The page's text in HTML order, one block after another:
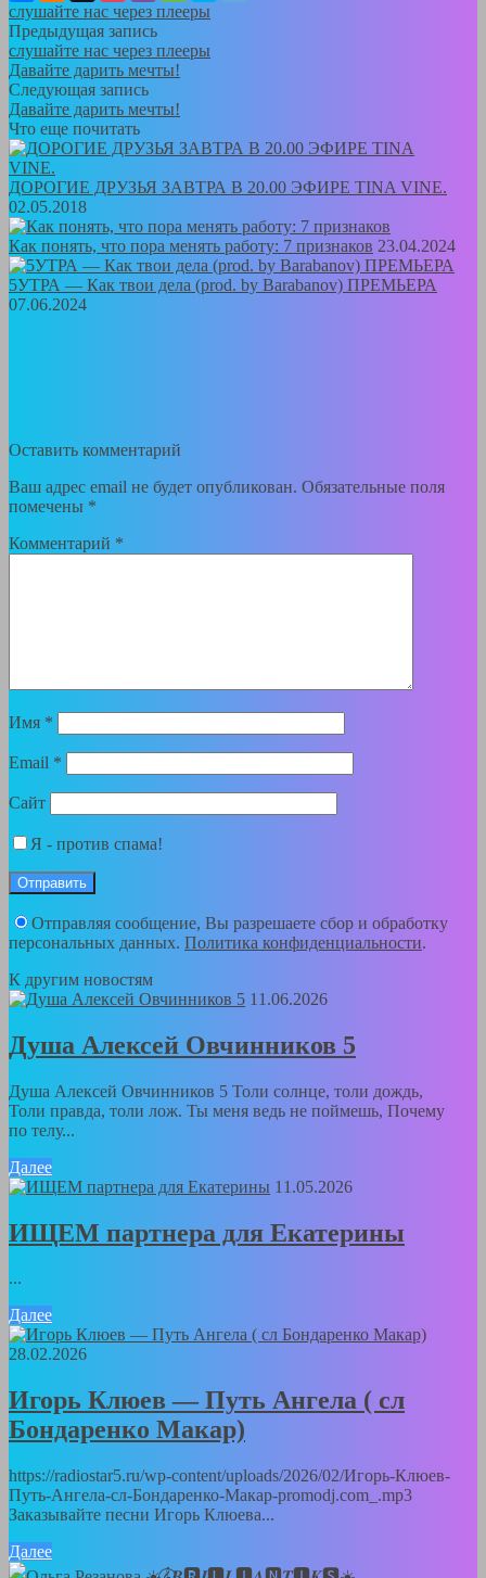
слушайте нас через плееры
Предыдущая запись
слушайте нас через плееры
Давайте дарить мечты!
Следующая запись
Давайте дарить мечты!
Что еще почитать
ДОРОГИЕ ДРУЗЬЯ ЗАВТРА В 20.00 ЭФИРЕ TINA VINE.
02.05.2018
Как понять, что пора менять работу: 7 признаков 23.04.2024
5УТРА — Как твои дела (prod. by Barabanov) ПРЕМЬЕРА
07.06.2024
Оставить комментарий
Ваш адрес email не будет опубликован. Обязательные поля
помечены *
Комментарий *
Имя *
Email *
Сайт
Я - против спама!
Отправляя сообщение, Вы разрешаете сбор и обработку
персональных данных. Политика конфиденциальности.
К другим новостям
11.06.2026
Душа Алексей Овчинников 5
Душа Алексей Овчинников 5 Толи солнце, толи дождь,
Толи правда, толи лож. Ты меня ведь не поймешь, Почему
по телу...
Далее
11.05.2026
ИЩЕМ партнера для Екатерины
...
Далее
28.02.2026
Игорь Клюев — Путь Ангела ( сл
Бондаренко Макар)
https://radiostar5.ru/wp-content/uploads/2026/02/Игорь-Клюев-
Путь-Ангела-сл-Бондаренко-Макар-promodj.com_.mp3
Заказывайте песни Игорь Клюева...
Далее